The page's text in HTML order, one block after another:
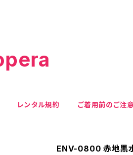
レンタル規約 ご着用前のご注意
ENV-0800 赤地黒水